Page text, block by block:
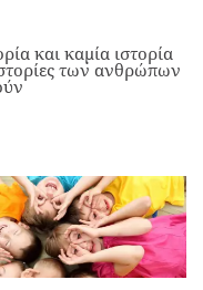
και καμία ιστορία
των ανθρώπων